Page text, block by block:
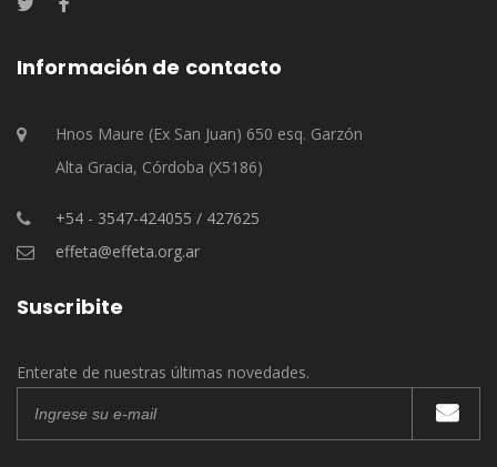
Información de contacto
Hnos Maure (Ex San Juan) 650 esq. Garzón
Alta Gracia, Córdoba (X5186)
+54 - 3547-424055 / 427625
effeta@effeta.org.ar
Suscribite
Enterate de nuestras últimas novedades.